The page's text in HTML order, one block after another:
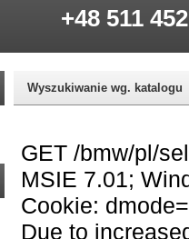
+48 511
Wyszukiwanie wg. katalogu